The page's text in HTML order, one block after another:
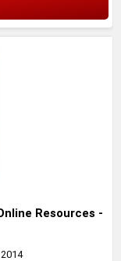
Resources -